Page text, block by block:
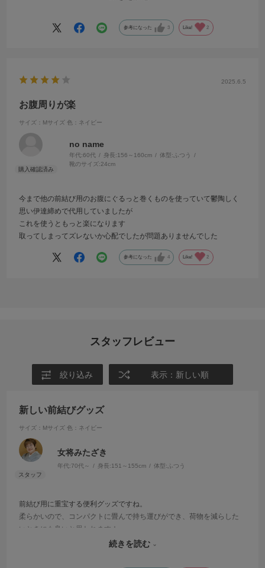
ウェストがあるので、Lサイズにしましたが、思いの外大きかったの
掴めそうです。
すね。
参考になった 3 Like! 2
2025.6.5
お腹周りが楽
サイズ：Mサイズ 色：ネイビー
no name
年代:60代 身長:156～160cm 体型: ふつう
靴のサイズ:24cm
今まで他の前結び用のお腹にぐるっと巻くものを使っていて鬱陶しく
思い伊達締めで代用していましたが
これを使うともっと楽になります
取ってしまってズレないか心配でしたが問題ありませんでした
参考になった 4 Like! 2
スタッフレビュー
絞り込み 表示：新しい順
新しい前結びグッズ
サイズ：Mサイズ 色：ネイビー
女将みたざき
年代:70代～ 身長:151～155cm 体型:ふつう
前結び用に重宝する便利グッズですね。
柔らかいので、コンパクトに畳んで持ち運びができ、荷物を減らした
いときにも良いと思われます！
Youtubeでも、使い方とポイントをご紹介させていただきましたので、
続きを読む